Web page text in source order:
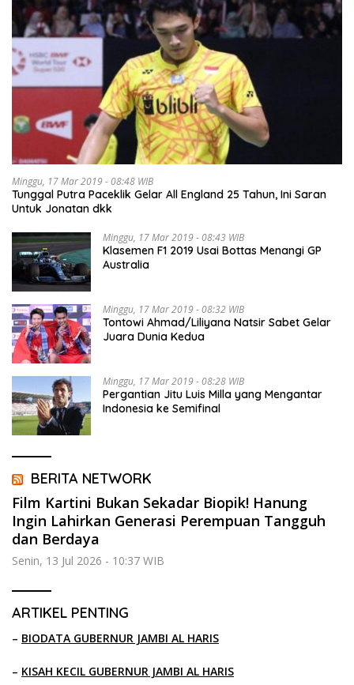
Minggu, 17 Mar 2019 - 08:48 WIB
Tunggal Putra Paceklik Gelar All England 25 Tahun, Ini Saran
Untuk Jonatan dkk
Minggu, 17 Mar 2019 - 08:43 WIB
Klasemen F1 2019 Usai Bottas Menangi GP
Australia
Minggu, 17 Mar 2019 - 08:32 WIB
Tontowi Ahmad/Liliyana Natsir Sabet Gelar
Juara Dunia Kedua
Minggu, 17 Mar 2019 - 08:28 WIB
Pergantian Jitu Luis Milla yang Mengantar
Indonesia ke Semifinal
BERITA NETWORK
Film Kartini Bukan Sekadar Biopik! Hanung
Ingin Lahirkan Generasi Perempuan Tangguh
dan Berdaya
Senin, 13 Jul 2026 - 10:37 WIB
ARTIKEL PENTING
– BIODATA GUBERNUR JAMBI AL HARIS
– KISAH KECIL GUBERNUR JAMBI AL HARIS